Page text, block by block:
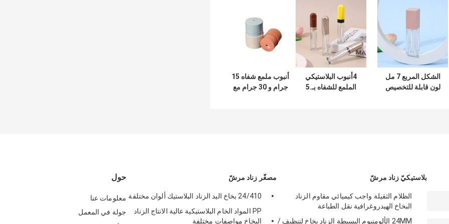
الشكل المربع 7 مل
لون قابلة للتخصيص
4أنبوب البلاستيكي
الملمع للشفاه بـ.5
أنبوب ملمع شفاه 15
جرام و 30 جرام مع
حول
معلومات عنا
جولة في المعمل
مصغّر زناد مرشّ
24/410 بخاخ اليد الزناد البلاستيك ألوان مختلفة
PP المواد الخام البلاستيكية عالية الانتاج الزناد
البخاخ مواصفات مختلفة
بلاستيكيّ زناد مرشّ
الظلام الثقيلة واجب كيميائي مقاوم الزناد
البخاخ الهيدروغرافية نقل الطباعة
24MM الألومنيوم البسيطة الزناد بخاخ لتنظيف /